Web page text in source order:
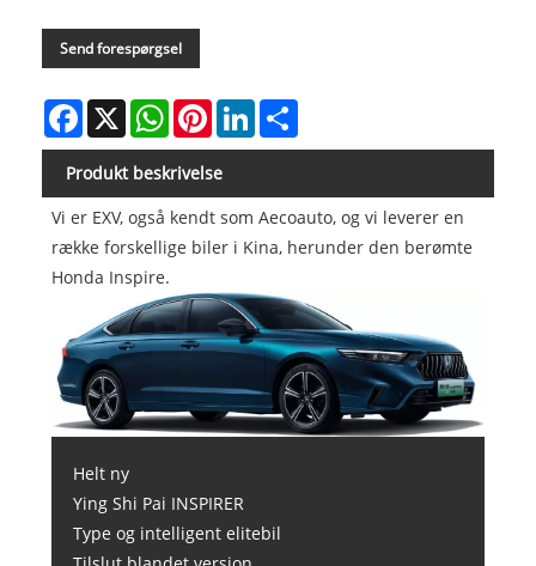
Send forespørgsel
Facebook
X WhatsAppPinterestLinkedIn
Produkt beskrivelse
Vi er EXV, også kendt som Aecoauto, og vi leverer en
række forskellige biler i Kina, herunder den berømte
Honda Inspire.
Helt ny
Ying Shi Pai INSPIRER
Type og intelligent elitebil